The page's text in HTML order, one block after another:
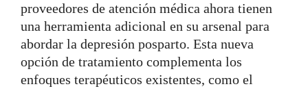
proveedores de atención médica ahora tienen
una herramienta adicional en su arsenal para
abordar la depresión posparto. Esta nueva
opción de tratamiento complementa los
enfoques terapéuticos existentes, como el